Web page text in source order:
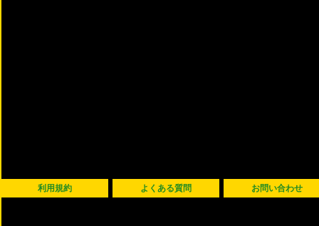
利用規約 よくある質問 お問い合わせ